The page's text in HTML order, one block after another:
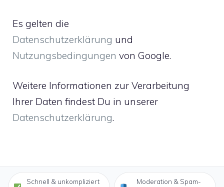
Es gelten die
Datenschutzerklärung und
Nutzungsbedingungen von Google.
Weitere Informationen zur Verarbeitung
Ihrer Daten findest Du in unserer
Datenschutzerklärung.
Schnell & unkompliziert
Moderation & Spam-